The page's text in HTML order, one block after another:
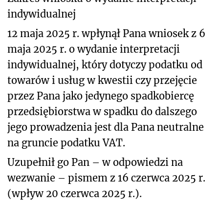
indywidualnej
12 maja 2025 r. wpłynął Pana wniosek z 6
maja 2025 r. o wydanie interpretacji
indywidualnej, który dotyczy podatku od
towarów i usług w kwestii czy przejęcie
przez Pana jako jedynego spadkobiercę
przedsiębiorstwa w spadku do dalszego
jego prowadzenia jest dla Pana neutralne
na gruncie podatku VAT.
Uzupełnił go Pan – w odpowiedzi na
wezwanie – pismem z 16 czerwca 2025 r.
(wpływ 20 czerwca 2025 r.).